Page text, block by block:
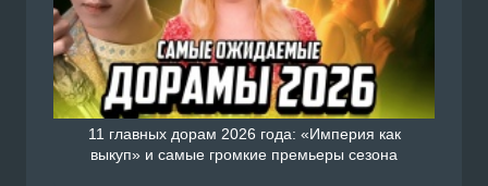
11 главных дорам 2026 года: «Империя как
выкуп» и самые громкие премьеры сезона